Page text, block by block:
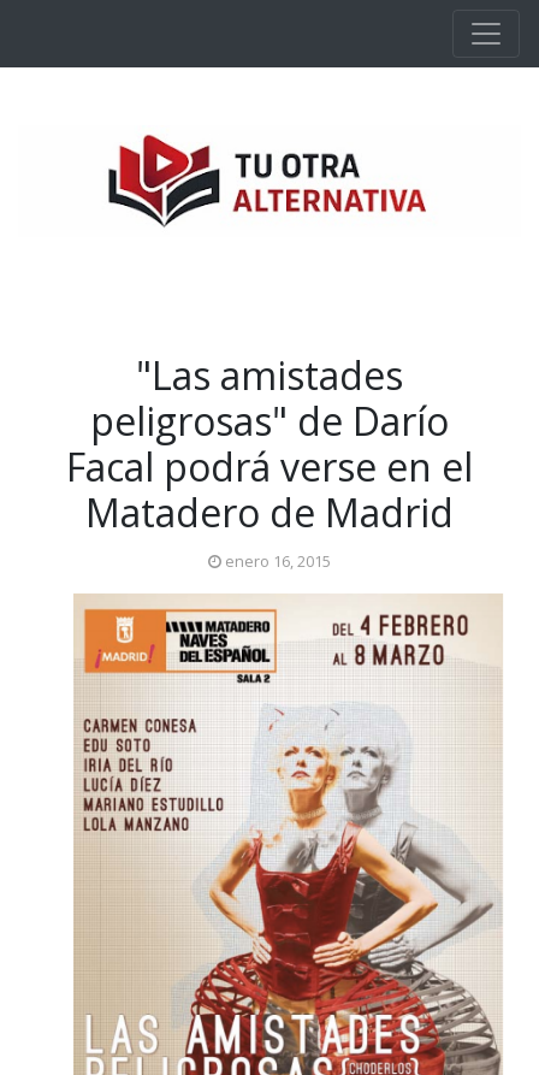
"Las amistades
peligrosas" de Darío
Facal podrá verse en el
Matadero de Madrid
enero 16, 2015